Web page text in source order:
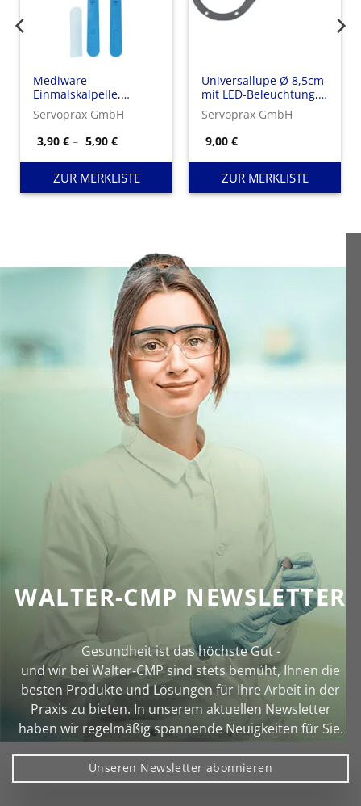
Mediware
Einmalskalpelle,
Edelstahl –
Ausführung
Servoprax GmbH
3,90€ – 5,90€Preisspanne:
bis
5,90 €
ZUR MERKLISTE
Universallupe Ø 8,5cm
mit LED-Beleuchtung,
Vergrößerung: 5-fach
Servoprax GmbH
9,00€
ZUR MERKLISTE
WALTER-CMP NEWSLETTER
Gesundheit ist das höchste Gut -
und wir bei Walter‑CMP sind stets bemüht, Ihnen die
besten Produkte und Lösungen für Ihre Arbeit in der
Praxis zu bieten. In unserem aktuellen Newsletter
haben wir regelmäßig spannende Neuigkeiten für Sie.
Unseren Newsletter abonnieren